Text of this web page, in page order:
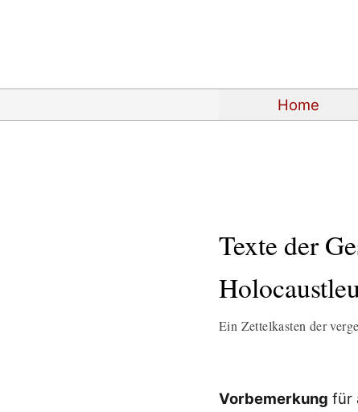
Home
Texte der
Ein Zettelkasten der
Vorbemerkung für